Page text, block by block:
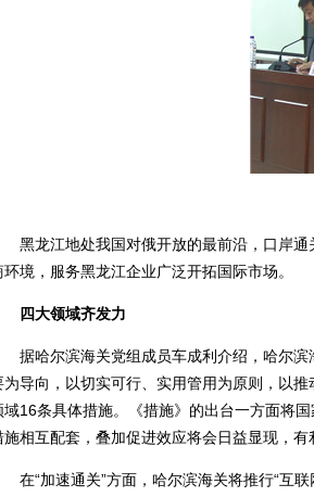
龙江地处我国对俄开放的最前沿，口岸通
环境，服务黑龙江企业广泛开拓国际市场。
四大领域齐发力
哈尔滨海关党组成员车成利介绍，哈尔滨海
为导向，以切实可行、实用管用为原则，以推
域16条具体措施。《措施》的出台一方面将
施相互配套，叠加促进效应将会日益显现，
“加速通关”方面，哈尔滨海关将推行“互联